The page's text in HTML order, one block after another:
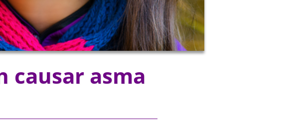
causar asma